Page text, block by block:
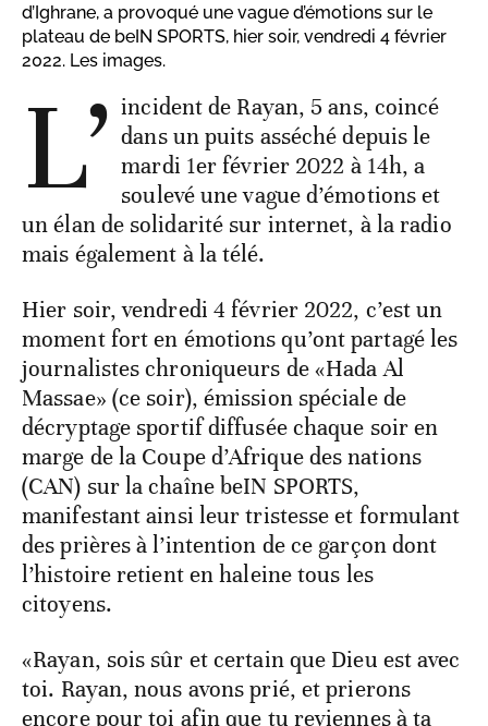
d’Ighrane, a provoqué une vague d’émotions sur le
plateau de beIN SPORTS, hier soir, vendredi 4 février
2022. Les images.
L’ incident de Rayan, 5 ans, coincé
dans un puits asséché depuis le
mardi 1er février 2022 à 14h, a
soulevé une vague d’émotions et
un élan de solidarité sur internet, à la radio
mais également à la télé.
Hier soir, vendredi 4 février 2022, c’est un
moment fort en émotions qu’ont partagé les
journalistes chroniqueurs de «Hada Al
Massae» (ce soir), émission spéciale de
décryptage sportif diffusée chaque soir en
marge de la Coupe d’Afrique des nations
(CAN) sur la chaîne beIN SPORTS,
manifestant ainsi leur tristesse et formulant
des prières à l’intention de ce garçon dont
l’histoire retient en haleine tous les
citoyens.
«Rayan, sois sûr et certain que Dieu est avec
toi. Rayan, nous avons prié, et prierons
encore pour toi afin que tu reviennes à ta